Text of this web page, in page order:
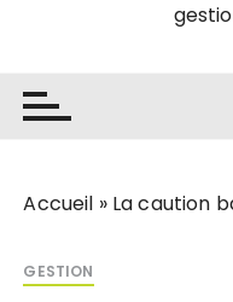
Accueil » La caution
GESTION